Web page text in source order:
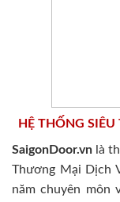
HỆ THỐNG
SaigonDoor.vn là
Thương Mại Dịch
năm chuyên môn